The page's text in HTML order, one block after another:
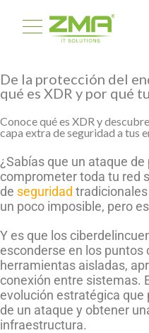
De la protección del
qué es XDR y por qué
Conoce qué es XDR y
capa extra de seguridad a tus
¿Sabías que un ataque
comprometer toda tu red
de seguridad
un poco imposible, pero
Y es que los
esconderse en los puntos
herramientas aisladas,
conexión entre sistemas.
evolución estratégica
de un ataque y obtener
infraestructura.